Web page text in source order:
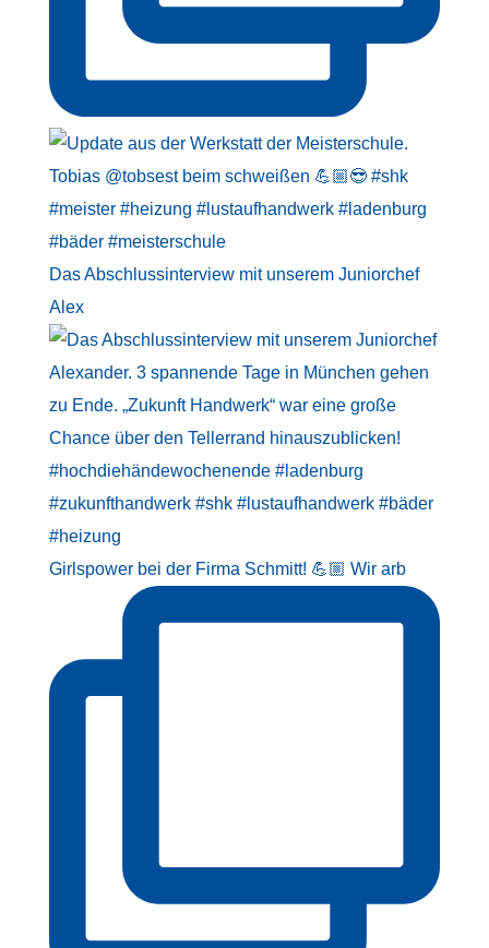
Das Abschlussinterview mit unserem Juniorchef
Alex
Girlspower bei der Firma Schmitt! 💪🏼 Wir arb